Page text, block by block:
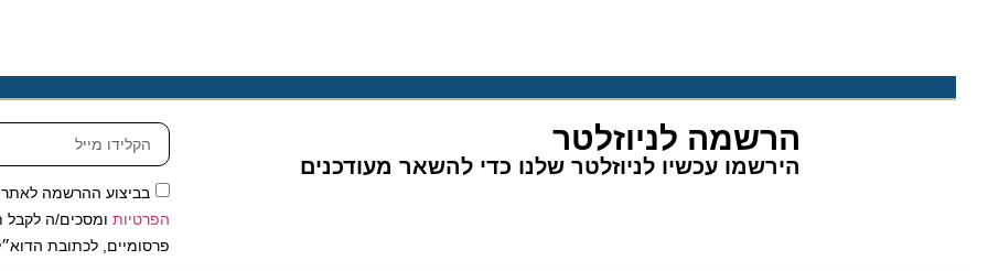
הרשמה לניוזלטר
הירשמו עכשיו לניוזלטר שלנו כדי להשאר מעודכנים
בביצוע ההרשמה לאתר,
הפרטיותומסכים/ה לקבל
פרסומיים, לכתובת הדוא״ל